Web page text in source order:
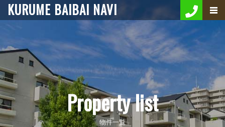
KURUME BAIBAI NAVI
Property list
物件一覧